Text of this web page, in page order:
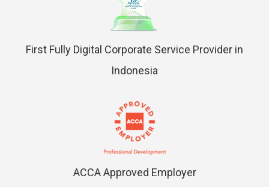
First Fully Digital Corporate Service Provider in
Indonesia
ACCA Approved Employer